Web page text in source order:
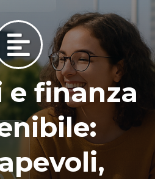
e finanza